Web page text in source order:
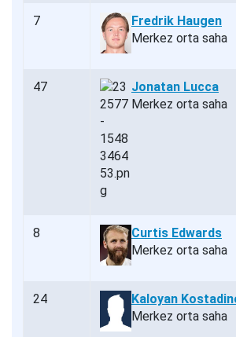
7
Fredrik Haugen
Merkez orta saha
47
Jonatan Lucca
Merkez orta saha
8
Curtis Edwards
Merkez orta saha
24
Kaloyan
Merkez orta saha